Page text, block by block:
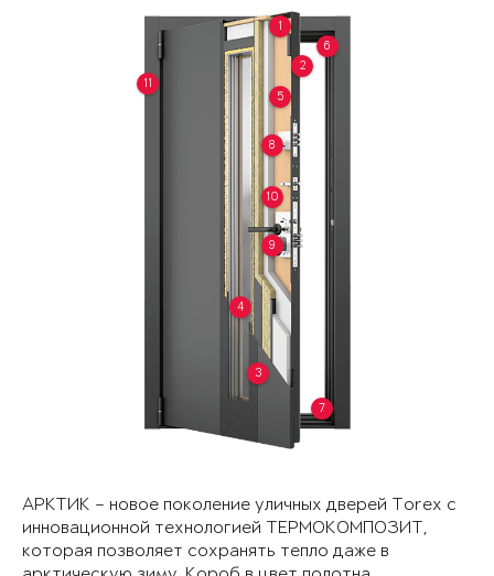
1
2
3
4
5
6
7
8
9
10
11
АРКТИК – новое поколение уличных дверей Torex с
инновационной технологией ТЕРМОКОМПОЗИТ,
которая позволяет сохранять тепло даже в